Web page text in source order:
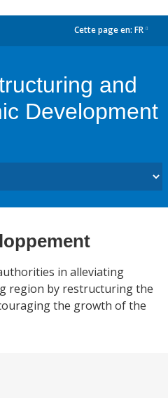
Cette page en: FR
and
Development
in alleviating
region by restructuring the
the growth of the